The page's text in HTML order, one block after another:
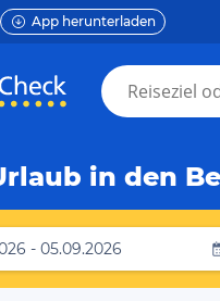
App herunterladen
in den
- 05.09.2026